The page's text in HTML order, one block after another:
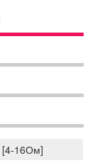
и
станут
помогут стать
тону.
[4-16Ом]